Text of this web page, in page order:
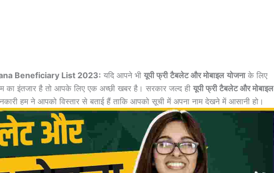
Beneficiary List 2023: यदि आपने भी यूपी फ्री टैबलेट और मोबाइल योजनाके लिए
इंतजार है तो आपके लिए एक अच्छी खबर है। सरकार जल्द ही यूपी फ्री टैबलेट और मोबाइल
हम ने आपको विस्तार से बताई हैं ताकि आपको सूची में अपना नाम देखने में आसानी हो।